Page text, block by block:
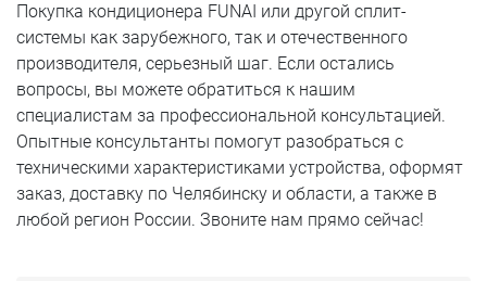
Покупка кондиционера FUNAI или другой сплит-
системы как зарубежного, так и отечественного
производителя, серьезный шаг. Если остались
вопросы, вы можете обратиться к нашим
специалистам за профессиональной консультацией.
Опытные консультанты помогут разобраться с
техническими характеристиками устройства, оформят
заказ, доставку по Челябинску и области, а также в
любой регион России. Звоните нам прямо сейчас!